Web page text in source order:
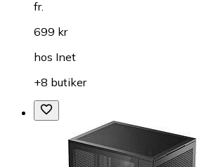
fr.
699 kr
hos Inet
+8 butiker